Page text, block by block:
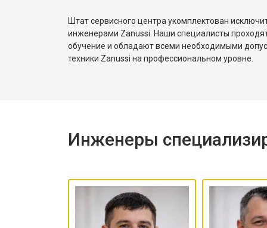
Ремонт/замена датчика
Ремонт электропроводки
Замена шнура питания
Корпусный ремонт (замена
разбалансировка.
Штат сервисного центра укомплектован
инженерами Zanussi. Наши специалисты
обучение и обладают всеми необходимыми
техники Zanussi на профессиональном уровне.
Инженеры